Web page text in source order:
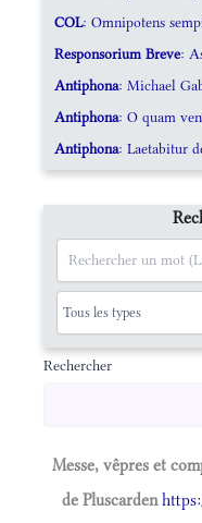
COL: Omnipotens
Responsorium Breve:
Antiphona: Michael
Antiphona: O quam
Antiphona: Laetabitur
Rechercher
Messe, vêpres et
de Pluscarden